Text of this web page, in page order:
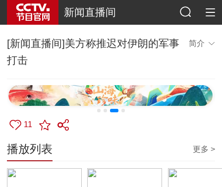
新闻直播间
[新闻直播间]美方称推迟对伊朗的军事
打击
简介
11
播放列表 更多 >